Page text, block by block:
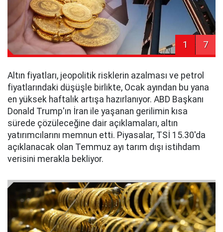
1 7
Altın fiyatları, jeopolitik risklerin azalması ve petrol
fiyatlarındaki düşüşle birlikte, Ocak ayından bu yana
en yüksek haftalık artışa hazırlanıyor. ABD Başkanı
Donald Trump'ın İran ile yaşanan gerilimin kısa
sürede çözüleceğine dair açıklamaları, altın
yatırımcılarını memnun etti. Piyasalar, TSİ 15.30'da
açıklanacak olan Temmuz ayı tarım dışı istihdam
verisini merakla bekliyor.